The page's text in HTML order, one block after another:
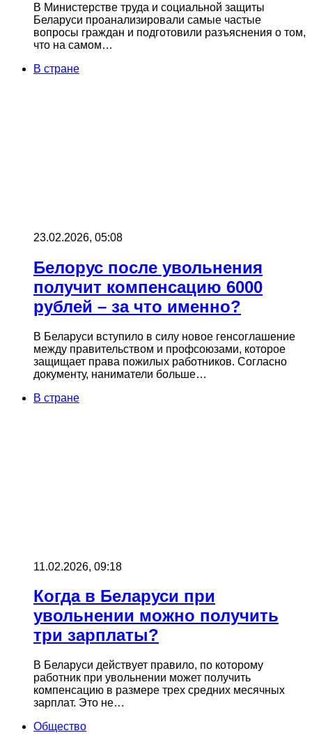
В Министерстве труда и социальной защиты
Беларуси проанализировали самые частые
вопросы граждан и подготовили разъяснения о том,
что на самом…
В стране
23.02.2026, 05:08
Белорус после увольнения
получит компенсацию 6000
рублей – за что именно?
В Беларуси вступило в силу новое генсоглашение
между правительством и профсоюзами, которое
защищает права пожилых работников. Согласно
документу, наниматели больше…
В стране
11.02.2026, 09:18
Когда в Беларуси при
увольнении можно получить
три зарплаты?
В Беларуси действует правило, по которому
работник при увольнении может получить
компенсацию в размере трех средних месячных
зарплат. Это не…
Общество